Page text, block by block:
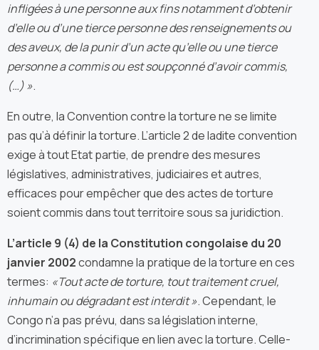
infligées à une personne aux fins notamment d’obtenir
d’elle ou d’une tierce personne des renseignements ou
des aveux, de la punir d’un acte qu’elle ou une tierce
personne a commis ou est soupçonné d’avoir commis,
(…) ».
En outre, la Convention contre la torture ne se limite
pas qu’à définir la torture. L’article 2 de ladite convention
exige à tout Etat partie, de prendre des mesures
législatives, administratives, judiciaires et autres,
efficaces pour empêcher que des actes de torture
soient commis dans tout territoire sous sa juridiction.
L’article 9 (4) de la Constitution congolaise du 20
janvier 2002condamne la pratique de la torture en ces
termes: «Tout acte de torture, tout traitement cruel,
inhumain ou dégradant est interdit ». Cependant, le
Congo n’a pas prévu, dans sa législation interne,
d’incrimination spécifique en lien avec la torture. Celle-